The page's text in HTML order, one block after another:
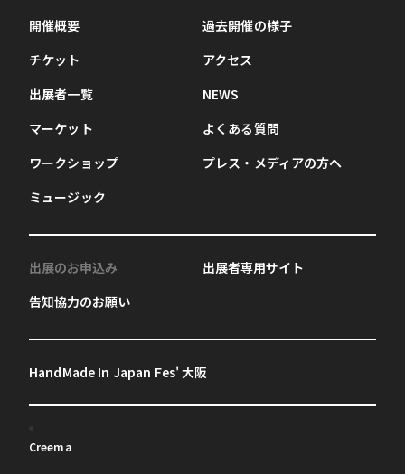
開催概要
チケット
出展者一覧
マーケット
ワークショップ
ミュージック
過去開催の様子
アクセス
NEWS
よくある質問
プレス・メディアの方へ
出展のお申込み
告知協力のお願い
出展者専用サイト
HandMade In Japan Fes' 大阪
Creema